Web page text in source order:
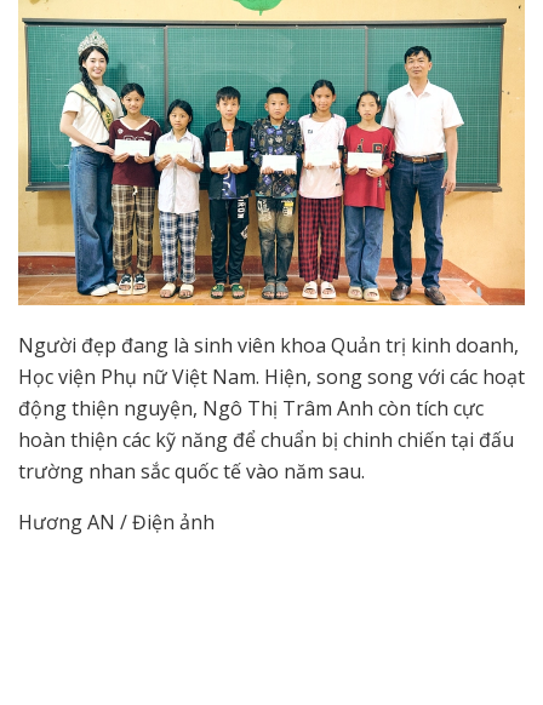
Người đẹp đang là sinh viên khoa Quản trị kinh doanh,
Học viện Phụ nữ Việt Nam. Hiện, song song với các hoạt
động thiện nguyện, Ngô Thị Trâm Anh còn tích cực
hoàn thiện các kỹ năng để chuẩn bị chinh chiến tại đấu
trường nhan sắc quốc tế vào năm sau.
Hương AN / Điện ảnh